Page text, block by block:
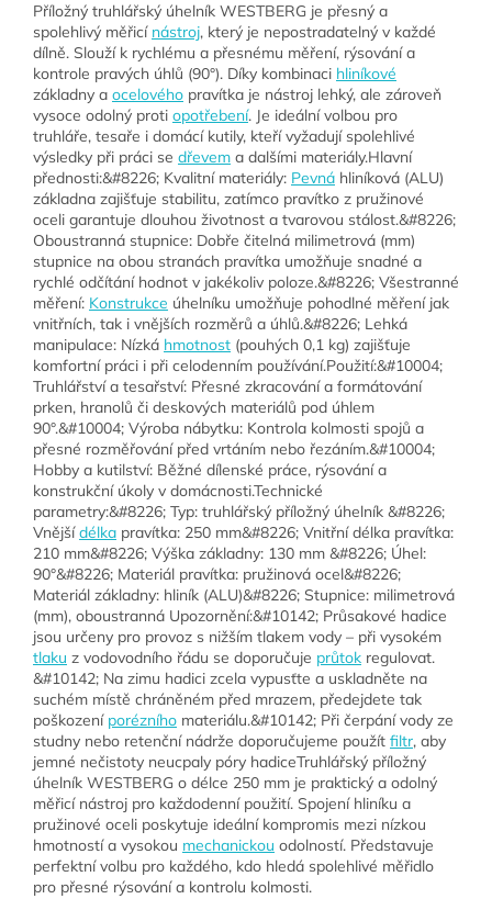
Příložný truhlářský úhelník WESTBERG je přesný a
spolehlivý měřicí nástroj, který je nepostradatelný v každé
dílně. Slouží k rychlému a přesnému měření, rýsování a
kontrole pravých úhlů (90°). Díky kombinaci hliníkové
základny a ocelového pravítka je nástroj lehký, ale zároveň
vysoce odolný proti opotřebení. Je ideální volbou pro
truhláře, tesaře i domácí kutily, kteří vyžadují spolehlivé
výsledky při práci se dřevem a dalšími materiály.Hlavní
přednosti:&#8226; Kvalitní materiály: Pevná hliníková (ALU)
základna zajišťuje stabilitu, zatímco pravítko z pružinové
oceli garantuje dlouhou životnost a tvarovou stálost.&#8226;
Oboustranná stupnice: Dobře čitelná milimetrová (mm)
stupnice na obou stranách pravítka umožňuje snadné a
rychlé odčítání hodnot v jakékoliv poloze.&#8226; Všestranné
měření: Konstrukce úhelníku umožňuje pohodlné měření jak
vnitřních, tak i vnějších rozměrů a úhlů.&#8226; Lehká
manipulace: Nízká hmotnost (pouhých 0,1 kg) zajišťuje
komfortní práci i při celodenním používání.Použití:&#10004;
Truhlářství a tesařství: Přesné zkracování a formátování
prken, hranolů či deskových materiálů pod úhlem
90°.&#10004; Výroba nábytku: Kontrola kolmosti spojů a
přesné rozměřování před vrtáním nebo řezáním.&#10004;
Hobby a kutilství: Běžné dílenské práce, rýsování a
konstrukční úkoly v domácnosti.Technické
parametry:&#8226; Typ: truhlářský příložný úhelník &#8226;
Vnějšídélka pravítka: 250 mm&#8226; Vnitřní délka pravítka:
210 mm&#8226; Výška základny: 130 mm &#8226; Úhel:
90°&#8226; Materiál pravítka: pružinová ocel&#8226;
Materiál základny: hliník (ALU)&#8226; Stupnice: milimetrová
(mm), oboustranná Upozornění:&#10142; Průsakové hadice
jsou určeny pro provoz s nižším tlakem vody – při vysokém
tlaku z vodovodního řádu se doporučuje průtok regulovat.
&#10142; Na zimu hadici zcela vypusťte a uskladněte na
suchém místě chráněném před mrazem, předejdete tak
poškození porézního materiálu.&#10142; Při čerpání vody ze
studny nebo retenční nádrže doporučujeme použít filtr, aby
jemné nečistoty neucpaly póry hadiceTruhlářský příložný
úhelník WESTBERG o délce 250 mm je praktický a odolný
měřicí nástroj pro každodenní použití. Spojení hliníku a
pružinové oceli poskytuje ideální kompromis mezi nízkou
hmotností a vysokou mechanickou odolností. Představuje
perfektní volbu pro každého, kdo hledá spolehlivé měřidlo
pro přesné rýsování a kontrolu kolmosti.